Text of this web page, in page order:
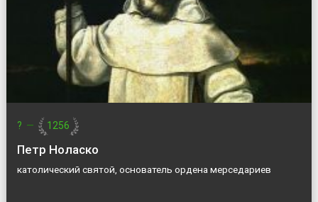
? — 1256
Петр Ноласко
католический святой, основатель ордена мерседариев